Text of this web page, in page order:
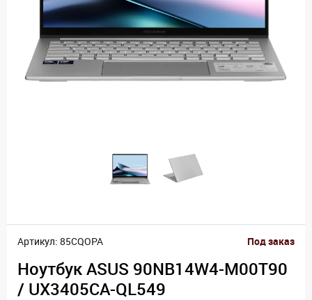
Артикул: 85CQOPA Под заказ
Ноутбук ASUS 90NB14W4-M00T90
/ UX3405CA-QL549